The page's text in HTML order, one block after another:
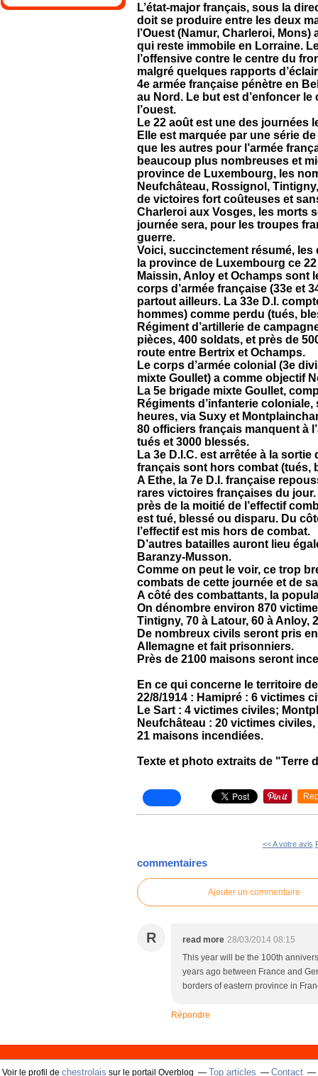
L’état-major français, sous la
doit se produire entre les deux
l’Ouest (Namur, Charleroi,
qui reste immobile en Lorraine.
l’offensive contre le centre du
malgré quelques rapports
4e armée française pénètre en
au Nord. Le but est d’enfoncer
l’ouest.
Le 22 août est une des journées
Elle est marquée par une série
que les autres pour l’armée
beaucoup plus nombreuses et
province de Luxembourg, les
Neufchâteau, Rossignol,
de victoires fort coûteuses et
Charleroi aux Vosges, les morts
journée sera, pour les troupes
guerre.
Voici, succinctement résumé,
la province de Luxembourg ce
Maissin, Anloy et Ochamps sont
corps d’armée française (33e et
partout ailleurs. La 33e D.I.
hommes) comme perdu (tués,
Régiment d’artillerie de
pièces, 400 soldats, et près de
route entre Bertrix et Ochamps.
Le corps d’armée colonial (3e
mixte Goullet) a comme objectif
La 5e brigade mixte Goullet,
Régiments d’infanterie
heures, via Suxy et
80 officiers français manquent à
tués et 3000 blessés.
La 3e D.I.C. est arrêtée à la
français sont hors combat (tués,
A Ethe, la 7e D.I. française
rares victoires françaises du
près de la moitié de l’effectif
est tué, blessé ou disparu. Du
l’effectif est mis hors de combat.
D’autres batailles auront lieu
Baranzy-Musson.
Comme on peut le voir, ce trop
combats de cette journée et de
A côté des combattants, la
On dénombre environ 870
Tintigny, 70 à Latour, 60 à Anloy,
De nombreux civils seront pris
Allemagne et fait prisonniers.
Près de 2100 maisons seront
En ce qui concerne le territoire
22/8/1914 : Hamipré : 6 victimes
Le Sart : 4 victimes civiles;
Neufchâteau : 20 victimes
21 maisons incendiées.
Texte et photo extraits de "Terre
<< A votre avis
commentaires
Ajouter un commentaire
R read more 28/03/2014 08:15
This year will be the 100th
years ago between France and
borders of eastern province in
Répondre
Voir le profil de chestrolais sur le portail Overblog Top articles Contact